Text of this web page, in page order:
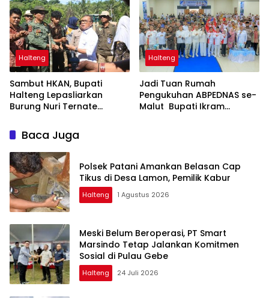
Halteng
Sambut HKAN, Bupati
Halteng Lepasliarkan
Burung Nuri Ternate
Halteng
Jadi Tuan Rumah
Pengukuhan ABPEDNAS se-
Malut Bupati Ikram
Baca Juga
Polsek Patani Amankan Belasan Cap
Tikus di Desa Lamon, Pemilik Kabur
Halteng 1 Agustus 2026
Meski Belum Beroperasi, PT Smart
Marsindo Tetap Jalankan Komitmen
Sosial di Pulau Gebe
Halteng 24 Juli 2026